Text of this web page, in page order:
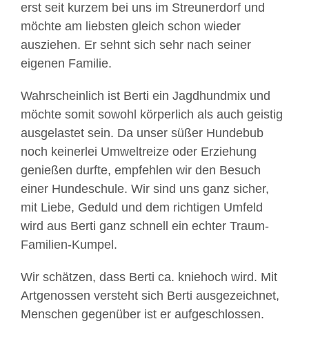
erst seit kurzem bei uns im Streunerdorf und
möchte am liebsten gleich schon wieder
ausziehen. Er sehnt sich sehr nach seiner
eigenen Familie.
Wahrscheinlich ist Berti ein Jagdhundmix und
möchte somit sowohl körperlich als auch geistig
ausgelastet sein. Da unser süßer Hundebub
noch keinerlei Umweltreize oder Erziehung
genießen durfte, empfehlen wir den Besuch
einer Hundeschule. Wir sind uns ganz sicher,
mit Liebe, Geduld und dem richtigen Umfeld
wird aus Berti ganz schnell ein echter Traum-
Familien-Kumpel.
Wir schätzen, dass Berti ca. kniehoch wird. Mit
Artgenossen versteht sich Berti ausgezeichnet,
Menschen gegenüber ist er aufgeschlossen.